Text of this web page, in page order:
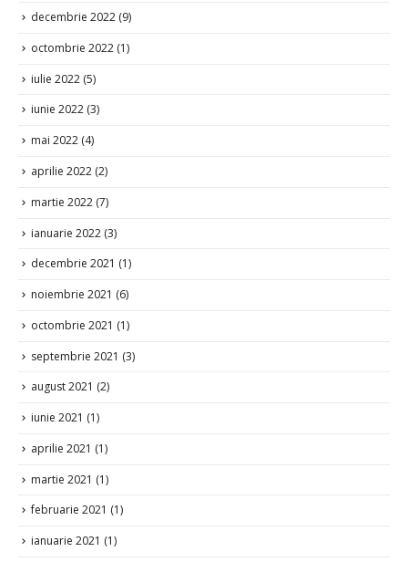
decembrie 2022 (9)
octombrie 2022 (1)
iulie 2022 (5)
iunie 2022 (3)
mai 2022 (4)
aprilie 2022 (2)
martie 2022 (7)
ianuarie 2022 (3)
decembrie 2021 (1)
noiembrie 2021 (6)
octombrie 2021 (1)
septembrie 2021 (3)
august 2021 (2)
iunie 2021 (1)
aprilie 2021 (1)
martie 2021 (1)
februarie 2021 (1)
ianuarie 2021 (1)